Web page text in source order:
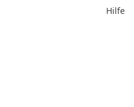
Hilfe